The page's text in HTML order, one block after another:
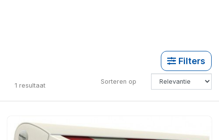
Filters
1 resultaat Sorteren op